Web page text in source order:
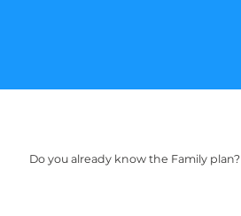
Do you already know the Family plan?